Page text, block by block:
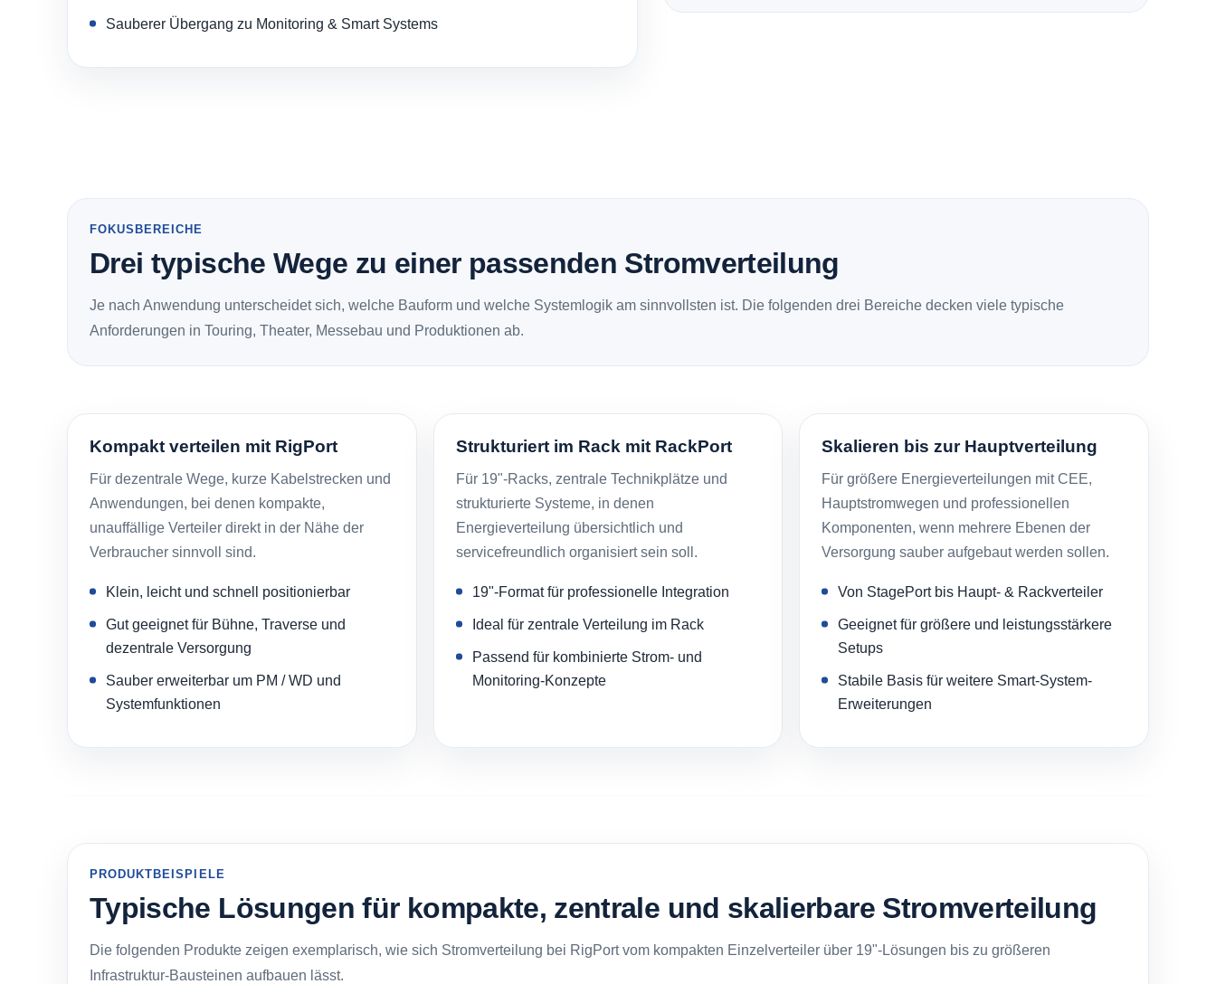
Sauberer Übergang zu Monitoring & Smart Systems
FOKUSBEREICHE
Drei typische Wege zu einer passenden Stromverteilung
Je nach Anwendung unterscheidet sich, welche Bauform und welche Systemlogik am sinnvollsten ist. Die folgenden drei Bereiche decken viele typische
Anforderungen in Touring, Theater, Messebau und Produktionen ab.
Kompakt verteilen mit RigPort
Für dezentrale Wege, kurze Kabelstrecken und
Anwendungen, bei denen kompakte,
unauffällige Verteiler direkt in der Nähe der
Verbraucher sinnvoll sind.
Klein, leicht und schnell positionierbar
Gut geeignet für Bühne, Traverse und
dezentrale Versorgung
Sauber erweiterbar um PM / WD und
Systemfunktionen
Strukturiert im Rack mit RackPort
Für 19"-Racks, zentrale Technikplätze und
strukturierte Systeme, in denen
Energieverteilung übersichtlich und
servicefreundlich organisiert sein soll.
19"-Format für professionelle Integration
Ideal für zentrale Verteilung im Rack
Passend für kombinierte Strom- und
Monitoring-Konzepte
Skalieren bis zur Hauptverteilung
Für größere Energieverteilungen mit CEE,
Hauptstromwegen und professionellen
Komponenten, wenn mehrere Ebenen der
Versorgung sauber aufgebaut werden sollen.
Von StagePort bis Haupt- & Rackverteiler
Geeignet für größere und leistungsstärkere
Setups
Stabile Basis für weitere Smart-System-
Erweiterungen
PRODUKTBEISPIELE
Typische Lösungen für kompakte, zentrale und skalierbare Stromverteilung
Die folgenden Produkte zeigen exemplarisch, wie sich Stromverteilung bei RigPort vom kompakten Einzelverteiler über 19"-Lösungen bis zu größeren
Infrastruktur-Bausteinen aufbauen lässt.